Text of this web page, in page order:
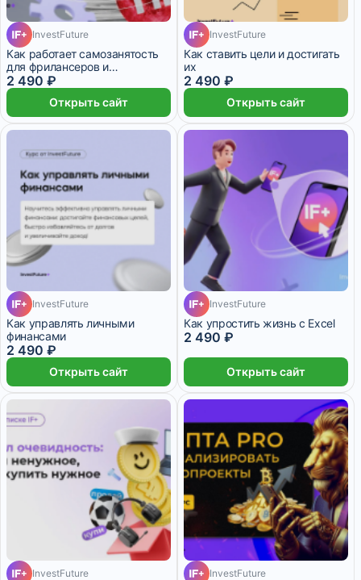
InvestFuture
Как работает самозанятость
для фрилансеров и
заказчиков
2 490 ₽
Открыть сайт
InvestFuture
Как ставить цели и достигать
их
2 490 ₽
Открыть сайт
InvestFuture
Как управлять личными
финансами
2 490 ₽
Открыть сайт
InvestFuture
Как упростить жизнь с Excel
2 490 ₽
Открыть сайт
InvestFuture InvestFuture